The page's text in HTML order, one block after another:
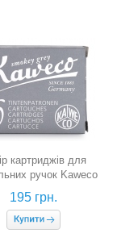
картриджів для
ручок Kaweco
кольору, 6 шт.)
195 грн.